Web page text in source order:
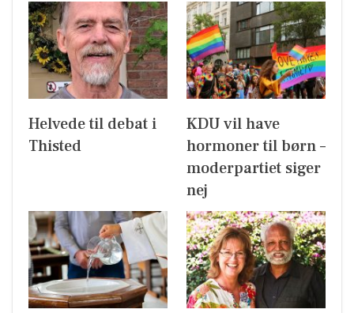
Helvede til debat i
Thisted
KDU vil have
hormoner til børn –
moderpartiet siger
nej